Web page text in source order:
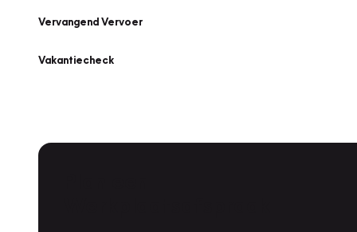
Vervangend Vervoer
Vakantiecheck